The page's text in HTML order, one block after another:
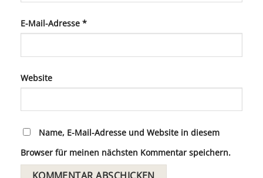
E-Mail-Adresse *
Website
Name, E-Mail-Adresse und Website in diesem
Browser für meinen nächsten Kommentar speichern.